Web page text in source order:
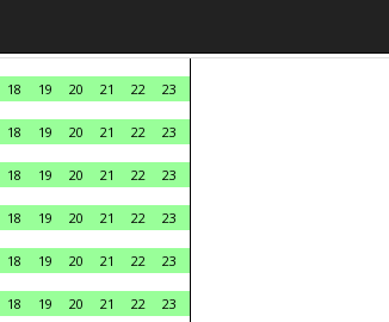
18 19 20 21 22
23
18 19 20 21 22
23
18 19 20 21 22
23
18 19 20 21 22
23
18 19 20 21 22
23
18 19 20 21 22
23